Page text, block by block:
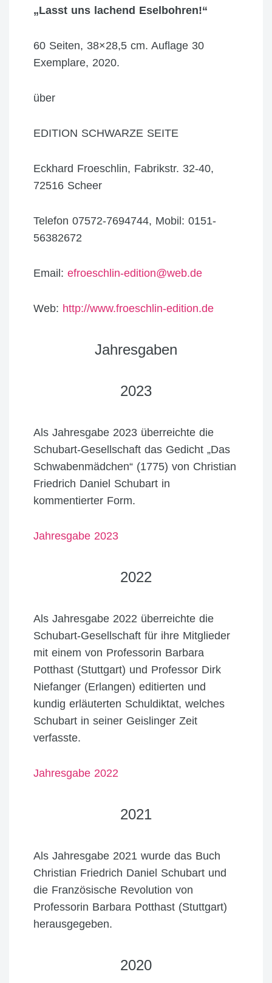
„Lasst uns lachend Eselbohren!“
60 Seiten, 38×28,5 cm. Auflage 30
Exemplare, 2020.
über
EDITION SCHWARZE SEITE
Eckhard Froeschlin, Fabrikstr. 32-40,
72516 Scheer
Telefon 07572-7694744, Mobil: 0151-
56382672
Email: efroeschlin-edition@web.de
Web: http://www.froeschlin-edition.de
Jahresgaben
2023
Als Jahresgabe 2023 überreichte die
Schubart-Gesellschaft das Gedicht „Das
Schwabenmädchen“ (1775) von Christian
Friedrich Daniel Schubart in
kommentierter Form.
Jahresgabe 2023
2022
Als Jahresgabe 2022 überreichte die
Schubart-Gesellschaft für ihre Mitglieder
mit einem von Professorin Barbara
Potthast (Stuttgart) und Professor Dirk
Niefanger (Erlangen) editierten und
kundig erläuterten Schuldiktat, welches
Schubart in seiner Geislinger Zeit
verfasste.
Jahresgabe 2022
2021
Als Jahresgabe 2021 wurde das Buch
Christian Friedrich Daniel Schubart und
die Französische Revolution von
Professorin Barbara Potthast (Stuttgart)
herausgegeben.
2020